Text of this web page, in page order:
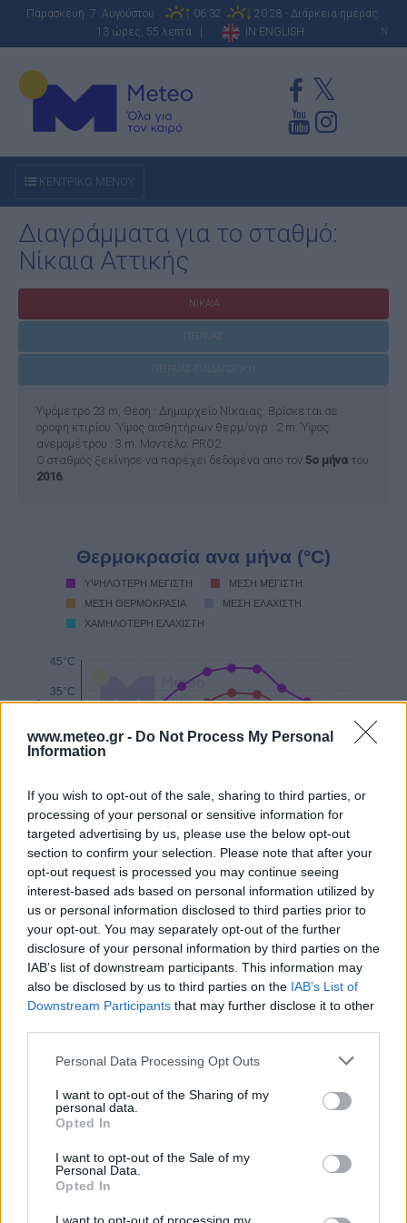
www.meteo.gr - Do Not Process My Personal
Information
If you wish to opt-out of the sale, sharing to third parties, or
processing of your personal or sensitive information for
targeted advertising by us, please use the below opt-out
section to confirm your selection. Please note that after your
opt-out request is processed you may continue seeing
interest-based ads based on personal information utilized by
us or personal information disclosed to third parties prior to
your opt-out. You may separately opt-out of the further
disclosure of your personal information by third parties on the
IAB’s list of downstream participants. This information may
also be disclosed by us to third parties on the IAB’s List of
Downstream Participants that may further disclose it to other
Personal Data Processing Opt Outs
I want to opt-out of the Sharing of my
personal data.
Opted In
I want to opt-out of the Sale of my
Personal Data.
Opted In
Παρασκευή 7 Αυγούστου 06:32
20:28 - Διάρκεια ημέρας:
13 ώρες, 55 λεπτά |
IN ENGLISH N
ΚΕΝΤΡΙΚΟ ΜΕΝΟΥ
Διαγράμματα για το σταθμό:
Νίκαια Αττικής
ΝΙΚΑΙΑ
ΠΕΙΡΑΙΑΣ
ΠΕΙΡΑΙΑΣ-ΠΑΙΔΑΓΩΓΙΚΗ
Υψόμετρο 23 m, Θέση : Δημαρχείο Νίκαιας. Βρίσκεται σε
οροφή κτιρίου. Ύψος αισθητήρων θερμ/υγρ : 2 m. Ύψος
ανεμομέτρου : 3 m. Μοντέλο: PRO2
O σταθμός ξεκίνησε να παρέχει δεδομένα απο τον 5ο μήνα του
2016.
Θερμοκρασία ανα μήνα (°C)
Πηγή: www.meteo.gr - EAA
ΙΑΝ ΜΑΡ
-5°C
45°C
15°C
35°C
ΘΕΡΜΟΚΡΑΣΙΑ
ΥΨΗΛΟΤΕΡΗ ΜΕΓΙΣΤΗ
ΜΕΣΗ ΜΕΓΙΣΤΗ
ΜΕΣΗ ΘΕΡΜΟΚΡΑΣΙΑ
ΜΕΣΗ ΕΛΑΧΙΣΤΗ
ΧΑΜΗΛΟΤΕΡΗ ΕΛΑΧΙΣΤΗ
Βροχόπτωση ανα μήνα (mm)
Πηγή: www.meteo.gr - EAA
ΙΑΝ ΔΕΚ
ΜΑΡ ΜΑΙ ΙΟΥΛ
20
60
ΥΨΟΣ ΒΡΟΧΗΣ (mm)
ΜΕΣΗ ΒΡΟΧΟΠΤΩΣΗ
ΥΨΗΛΟΤΕΡΗ ΗΜΕΡΗΣΙΑ ΒΡΟΧΟΠΤΩΣΗ